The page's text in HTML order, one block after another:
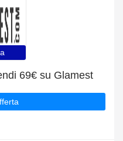
69€ su Glamest